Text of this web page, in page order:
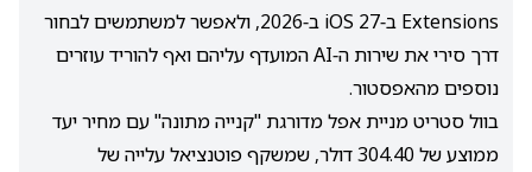
Extensions ב‑iOS 27 ב‑2026, ולאפשר למשתמשים לבחור
דרך סירי את שירות ה‑AI המועדף עליהם ואף להוריד עוזרים
נוספים מהאפסטור.
בוול סטריט מניית אפל מדורגת "קנייה מתונה" עם מחיר יעד
ממוצע של 304.40 דולר, שמשקף פוטנציאל עלייה של